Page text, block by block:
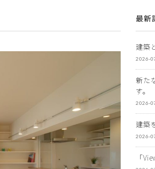
最新
建築
2026-
新た
す。
2026-
建築
2026-
「